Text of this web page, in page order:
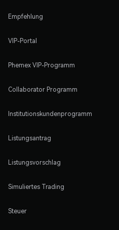
Empfehlung
VIP-Portal
Phemex VIP-Programm
Collaborator Programm
Institutionskundenprogramm
Listungsantrag
Listungsvorschlag
Simuliertes Trading
Steuer